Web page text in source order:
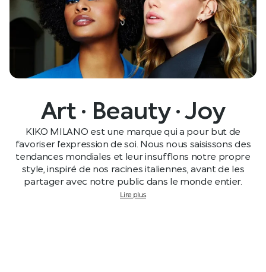
Art · Beauty · Joy
KIKO MILANO est une marque qui a pour but de
favoriser l’expression de soi. Nous nous saisissons des
tendances mondiales et leur insufflons notre propre
style, inspiré de nos racines italiennes, avant de les
partager avec notre public dans le monde entier.
Lire plus